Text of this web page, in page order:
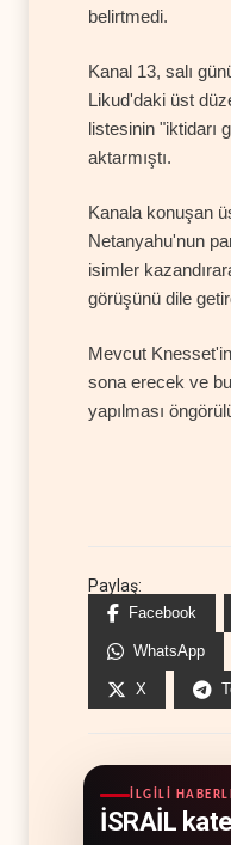
belirtmedi.
Kanal 13, salı
Likud'daki üst
listesinin "iktidarı
aktarmıştı.
Kanala konuşan
Netanyahu'nun
isimler
görüşünü dile
Mevcut
sona erecek ve
yapılması
Paylaş:
Facebook
WhatsApp
X
İLGILI
İSRAİL